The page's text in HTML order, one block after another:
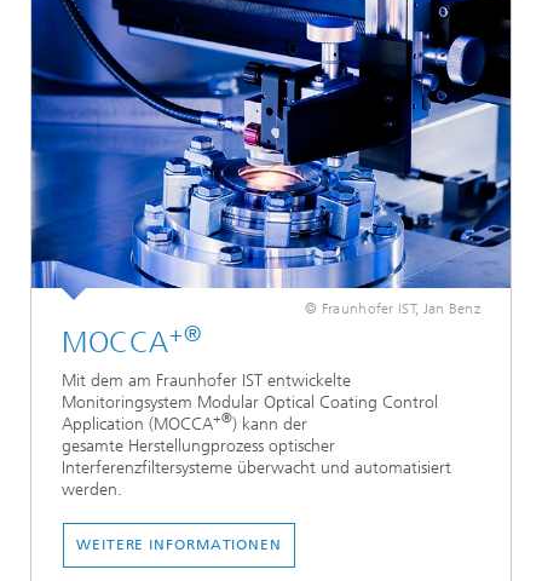
© Fraunhofer IST, Jan Benz
MOCCA+®
Mit dem am Fraunhofer IST entwickelte
Monitoringsystem Modular Optical Coating Control
Application (MOCCA+®) kann der
gesamte Herstellungprozess optischer
Interferenzfiltersysteme überwacht und automatisiert
werden.
WEITERE INFORMATIONEN